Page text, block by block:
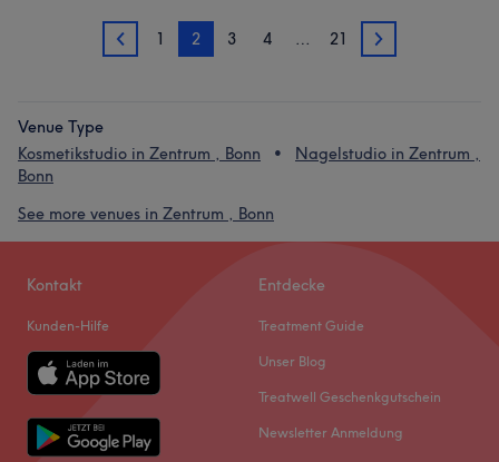
1 1 2 3 4 … 21 3
Venue Type
Kosmetikstudio in Zentrum , Bonn
Nagelstudio in Zentrum ,
Bonn
See more venues in Zentrum , Bonn
Kontakt
Kunden-Hilfe
Entdecke
Treatment Guide
Unser Blog
Treatwell Geschenkgutschein
Newsletter Anmeldung